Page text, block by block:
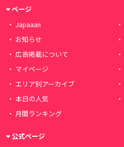
ページ
Japaaan
お知らせ
広告掲載について
マイページ
エリア別アーカイブ
本日の人気
月間ランキング
公式ページ